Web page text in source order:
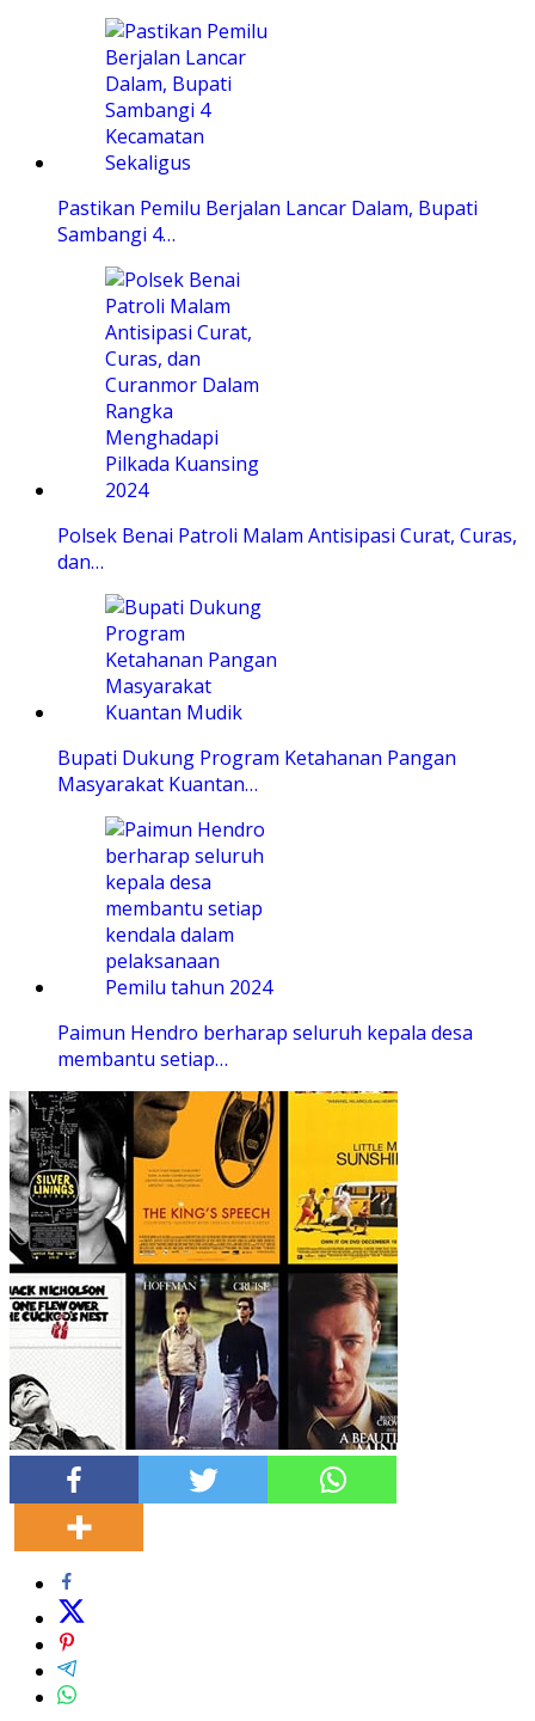
Pastikan Pemilu Berjalan Lancar Dalam, Bupati
Sambangi 4…
Polsek Benai Patroli Malam Antisipasi Curat, Curas,
dan…
Bupati Dukung Program Ketahanan Pangan
Masyarakat Kuantan…
Paimun Hendro berharap seluruh kepala desa
membantu setiap…